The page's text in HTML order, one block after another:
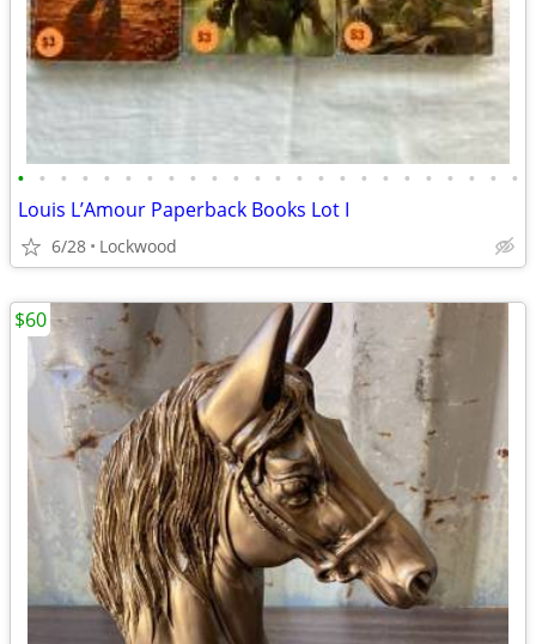
• • • • • • • • • • • • • • • • • • • • • • • •
Louis L’Amour Paperback Books Lot I
6/28 Lockwood
$60